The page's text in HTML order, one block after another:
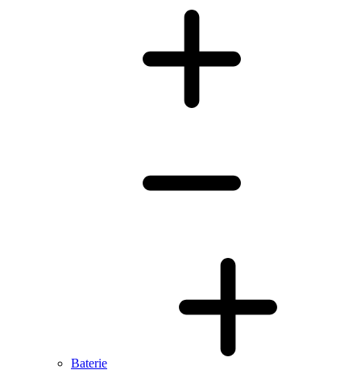
Baterie